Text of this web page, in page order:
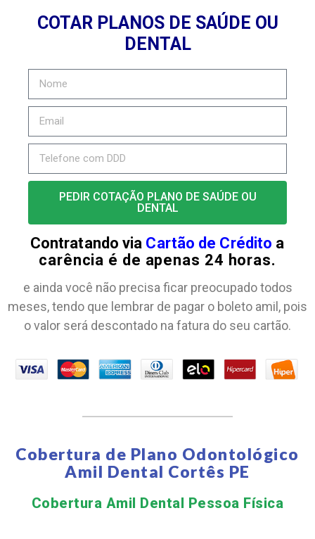
COTAR PLANOS DE SAÚDE OU
DENTAL
PEDIR COTAÇÃO PLANO DE SAÚDE OU
DENTAL
Contratando via Cartão de Crédito a
carência é de apenas 24 horas.
e ainda você não precisa ficar preocupado todos
meses, tendo que lembrar de pagar o boleto amil, pois
o valor será descontado na fatura do seu cartão.
Cobertura de Plano Odontológico
Amil Dental Cortês PE
Cobertura Amil Dental Pessoa Física​